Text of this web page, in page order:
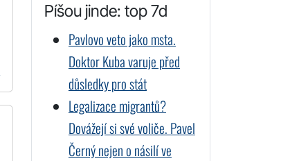
Píšou jinde: top 7d
Pavlovo veto jako msta.
Doktor Kuba varuje před
důsledky pro stát
Legalizace migrantů?
Dovážejí si své voliče. Pavel
Černý nejen o násilí ve